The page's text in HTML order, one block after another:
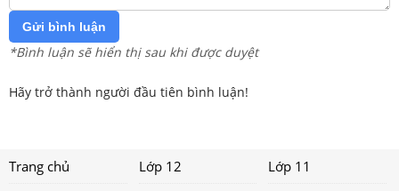
Gửi bình luận
*Bình luận sẽ hiển thị sau khi được duyệt
Hãy trở thành người đầu tiên bình luận!
Trang chủ Lớp 12
Lớp 11